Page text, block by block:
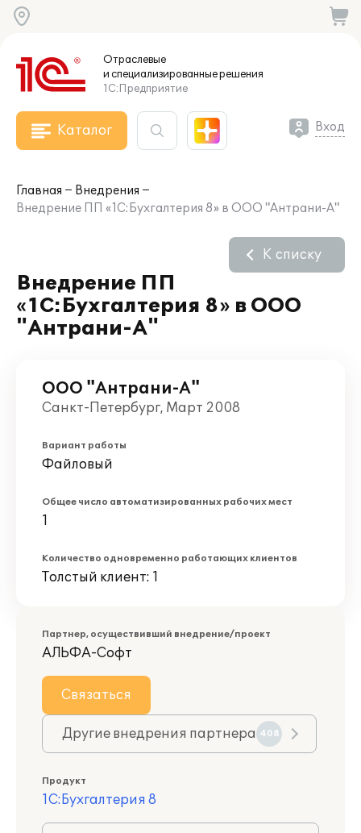
Отраслевые
и специализированныерешения
1С:Предприятие
Каталог Вход
Главная
Внедрения
Внедрение ПП «1С:Бухгалтерия 8» в ООО "Антрани-А"
Внедрение ПП
«1С:Бухгалтерия 8» в ООО
"Антрани-А"
К списку
ООО "Антрани-А"
Санкт-Петербург, Март 2008
Вариант работы
Файловый
Общее число автоматизированных рабочих мест
1
Количество одновременно работающих клиентов
Толстый клиент: 1
Партнер, осуществивший внедрение/проект
АЛЬФА-Софт
Связаться
Другие внедрения партнера 408
Продукт
1С:Бухгалтерия 8